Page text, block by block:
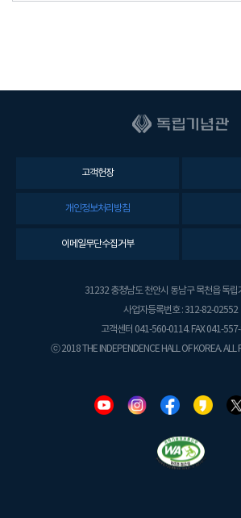
고객헌장
개인정보처리방침
이메일무단수집거부
31232 충청남도 천안시 동남구 목천읍 독립
사업자등록번호 : 312-82-02552
고객센터 041-560-0114. FAX 041-
ⓒ 2018 THE INDEPENDENCE HALL OF KOREA. ALL